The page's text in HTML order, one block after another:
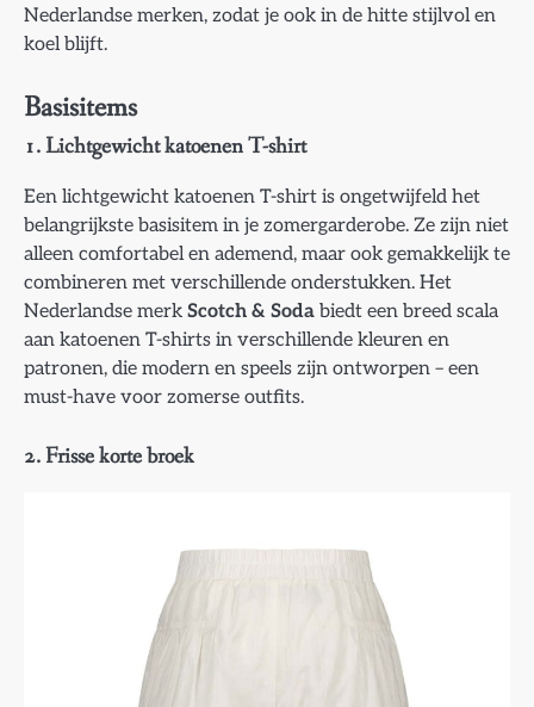
Nederlandse merken, zodat je ook in de hitte stijlvol en
koel blijft.
Basisitems
1. Lichtgewicht katoenen T-shirt
Een lichtgewicht katoenen T-shirt is ongetwijfeld het
belangrijkste basisitem in je zomergarderobe. Ze zijn niet
alleen comfortabel en ademend, maar ook gemakkelijk te
combineren met verschillende onderstukken. Het
Nederlandse merk Scotch & Soda biedt een breed scala
aan katoenen T-shirts in verschillende kleuren en
patronen, die modern en speels zijn ontworpen – een
must-have voor zomerse outfits.
2. Frisse korte broek